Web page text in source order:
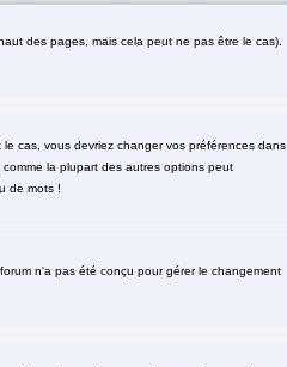
des pages, mais cela peut ne pas être le cas).
cas, vous devriez changer vos préférences dans
la plupart des autres options peut
de mots !
n'a pas été conçu pour gérer le changement